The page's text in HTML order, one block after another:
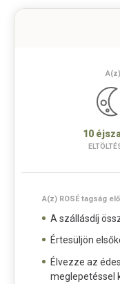
10
A(z) ROSÉ tagság
A szállásdíj
Értesüljön
Élvezze az
meglepetéssel